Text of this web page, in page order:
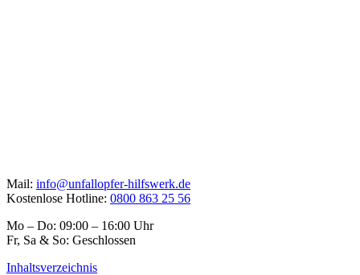
Mail: info@unfallopfer-hilfswerk.de
Kostenlose Hotline: 0800 863 25 56
Mo – Do: 09:00 – 16:00 Uhr
Fr, Sa & So: Geschlossen
Inhaltsverzeichnis